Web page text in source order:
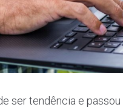
ser tendência e